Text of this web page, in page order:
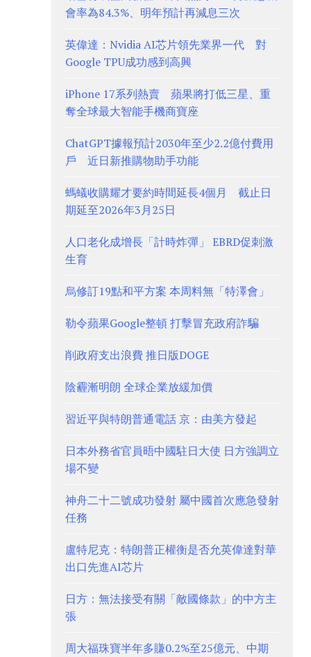
會率為84.3%、明年預計再減息三次
英偉達：Nvidia AI芯片領先業界一代 對
Google TPU成功感到高興
iPhone 17系列熱賣 蘋果將打低三星、重
奪全球最大智能手機商寶座
ChatGPT據報預計2030年至少2.2億付費用
戶 近日新推購物助手功能
螞蟻收購耀才要約時間延長4個月 截止日
期延至2026年3月25日
人口老化成增長「計時炸彈」 EBRD促刺激
生育
烏修訂19點和平方案 本周料無「特澤會」
勒令蘋果Google整頓 打擊冒充政府詐騙
削政府支出浪費 推日版DOGE
陰霾漸明朗 全球企業放緩加價
習近平與特朗普通電話 京：由美方發起
日本外務省官員晤中國駐日大使 日方強調立
場不變
神舟二十二號成功發射 屬中國首次應急發射
任務
盧特尼克：特朗普正權衡是否允英偉達對華
出口先進AI芯片
日方：無法接受有關「敵國條款」的中方主
張
周大福珠寶半年多賺0.2%至25億元、中期